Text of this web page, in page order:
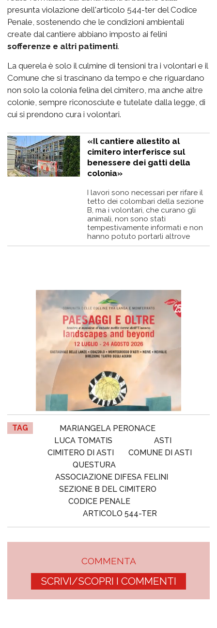
presunta violazione dell'articolo 544-ter del Codice
Penale, sostenendo che le condizioni ambientali
create dal cantiere abbiano imposto ai felini
sofferenze e altri patimenti.
La querela è solo il culmine di tensioni tra i volontari e il
Comune che si trascinano da tempo e che riguardano
non solo la colonia felina del cimitero, ma anche altre
colonie, sempre riconosciute e tutelate dalla legge, di
cui si prendono cura i volontari.
«Il cantiere allestito al
cimitero interferisce sul
benessere dei gatti della
colonia»
I lavori sono necessari per rifare il
tetto dei colombari della sezione
B, ma i volontari, che curano gli
animali, non sono stati
tempestivamente informati e non
hanno potuto portarli altrove
TAG
MARIANGELA PERONACE
LUCA TOMATIS
ASTI
CIMITERO DI ASTI
COMUNE DI ASTI
QUESTURA
ASSOCIAZIONE DIFESA FELINI
SEZIONE B DEL CIMITERO
CODICE PENALE
ARTICOLO 544-TER
COMMENTA
SCRIVI/SCOPRI I COMMENTI